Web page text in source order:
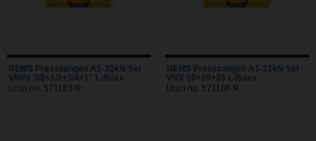
REMS Presszangen A1-32kN Set
VMPz 3/8+1/2+3/4+1" L-Boxx
Ürün no. 571183 R
REMS Presszangen A1-32kN Set
VRX 16+20+25 L-Boxx
Ürün no. 571186 R